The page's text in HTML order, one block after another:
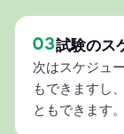
03試験のス
次はスケジュ
もできますし
ともできます。